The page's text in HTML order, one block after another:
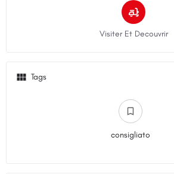
Visiter Et Decouvrir
Tags
consigliato